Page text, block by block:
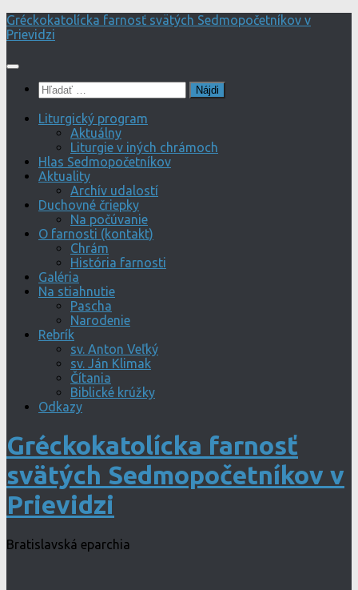
Preskočiť
na
Gréckokatolícka farnosť svätých Sedmopočetníkov v
Prievidzi
Hľadať:
Liturgický program
Aktuálny
Liturgie v iných chrámoch
Hlas Sedmopočetníkov
Aktuality
Archív udalostí
Duchovné čriepky
Na počúvanie
O farnosti (kontakt)
Chrám
História farnosti
Galéria
Na stiahnutie
Pascha
Narodenie
Rebrík
sv. Anton Veľký
sv. Ján Klimak
Čítania
Biblické krúžky
Odkazy
Gréckokatolícka farnosť
svätých Sedmopočetníkov v
Prievidzi
Bratislavská eparchia